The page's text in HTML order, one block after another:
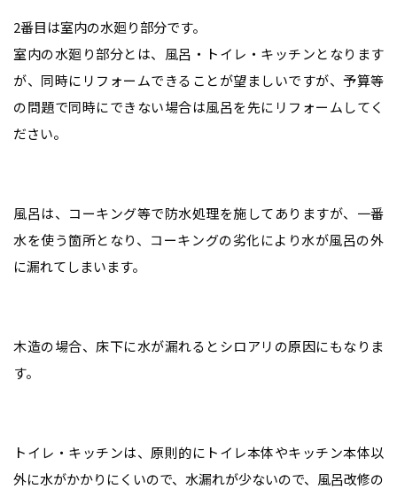
2番目は室内の水廻り部分です。
室内の水廻り部分とは、風呂・トイレ・キッチンとなります
が、同時にリフォームできることが望ましいですが、予算等
の問題で同時にできない場合は風呂を先にリフォームしてく
ださい。
風呂は、コーキング等で防水処理を施してありますが、一番
水を使う箇所となり、コーキングの劣化により水が風呂の外
に漏れてしまいます。
木造の場合、床下に水が漏れるとシロアリの原因にもなりま
す。
トイレ・キッチンは、原則的にトイレ本体やキッチン本体以
外に水がかかりにくいので、水漏れが少ないので、風呂改修の